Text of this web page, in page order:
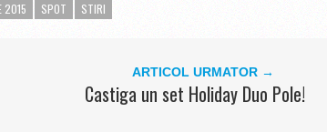
2015 SPOT STIRI
ARTICOL URMATOR →
Castiga un set Holiday Duo Pole!